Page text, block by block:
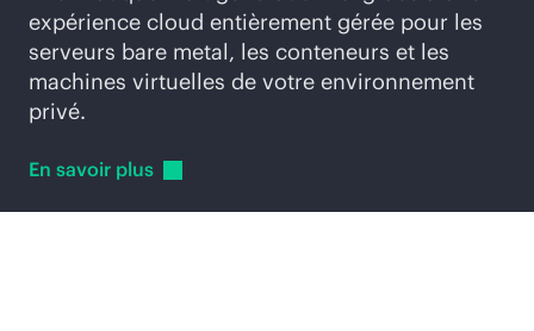
expérience cloud entièrement gérée pour les
serveurs bare metal, les conteneurs et les
machines virtuelles de votre environnement
privé.
En savoir plus